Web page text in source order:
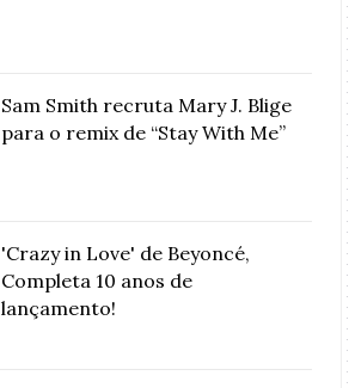
Sam Smith recruta Mary J. Blige
para o remix de “Stay With Me”
'Crazy in Love' de Beyoncé,
Completa 10 anos de
lançamento!